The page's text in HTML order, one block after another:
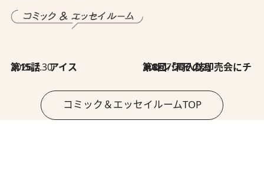
2026.7.30
第15話 アイス 2026.7.30
第8回「同人誌即売会にチャレンジ その2」
コミック＆エッセイルームTOP